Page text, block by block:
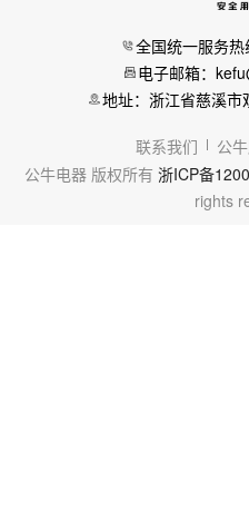
全国统一服务
电子邮箱：
地址：浙江省慈溪市
联系我们 公
公牛电器 版权所有 浙ICP备
rights